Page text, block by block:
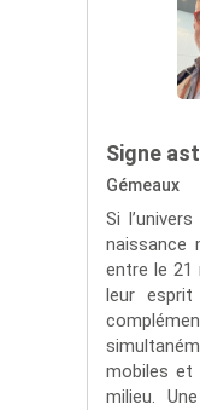
Signe
Gémeaux
Si
naissance
entre le 21
leur
mobiles et
milieu.